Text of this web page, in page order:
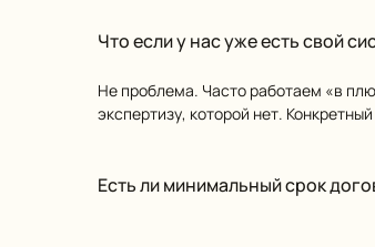
Что если у нас уже есть свой
Не проблема. Часто работаем «в
экспертизу, которой нет.
Есть ли минимальный срок